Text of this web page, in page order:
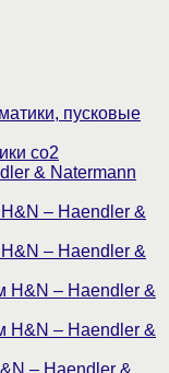
пусковые
со2
& Natermann
– Haendler &
– Haendler &
H&N – Haendler &
H&N – Haendler &